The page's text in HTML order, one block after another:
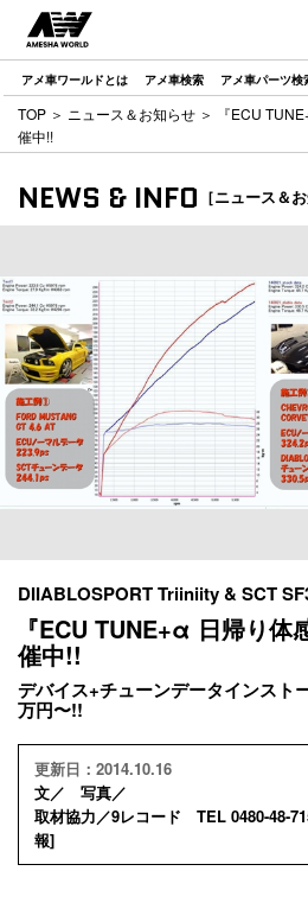
アメ車ワールドとは アメ車検索 アメ車パーツ検
TOP ＞ ニュース＆お知らせ ＞ 『ECU
催中!!
NEWS & INFO ［ニュース＆
DIIABLOSPORT Triiniity & SCT
『ECU TUNE+α 日帰り体
催中!!
デバイス+チューンデータインスト
万円〜!!
更新日：2014.10.16
文／ 写真／
取材協力／9レコード TEL 0480-48-
報]